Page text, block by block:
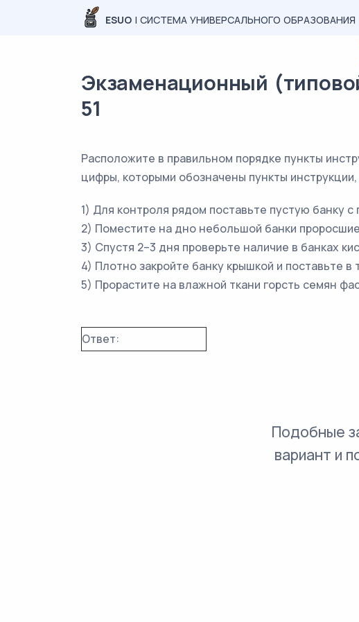
ESUO | СИСТЕМА УНИВЕРСАЛЬНОГО ОБРАЗОВАНИЯ
Экзаменационный
51
Расположите в правильном порядке пункты
цифры, которыми обозначены пункты
1) Для контроля рядом поставьте пустую банку
2) Поместите на дно небольшой банки
3) Спустя 2–3 дня проверьте наличие в банках
4) Плотно закройте банку крышкой и поставьте
5) Прорастите на влажной ткани горсть семян
Ответ:
Подобные
вариант и